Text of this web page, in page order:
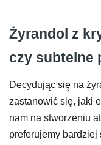
Żyrandol z
czy subtelne
Decydując się na
zastanowić się, jaki
nam na stworzeniu
preferujemy